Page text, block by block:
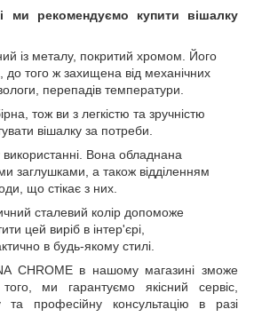
ми рекомендуємо купити вішалку
із металу, покритий хромом. Його
до того ж захищена від механічних
перепадів температури.
тож ви з легкістю та зручністю
вішалку за потреби.
Вона обладнана
заглушками, а також відділенням
що стікає з них.
сталевий колір допоможе
цей виріб в інтер'єрі,
в будь-якому стилі.
CHROME в нашому магазині зможе
ми гарантуємо якісний сервіс,
та професійну консультацію в разі